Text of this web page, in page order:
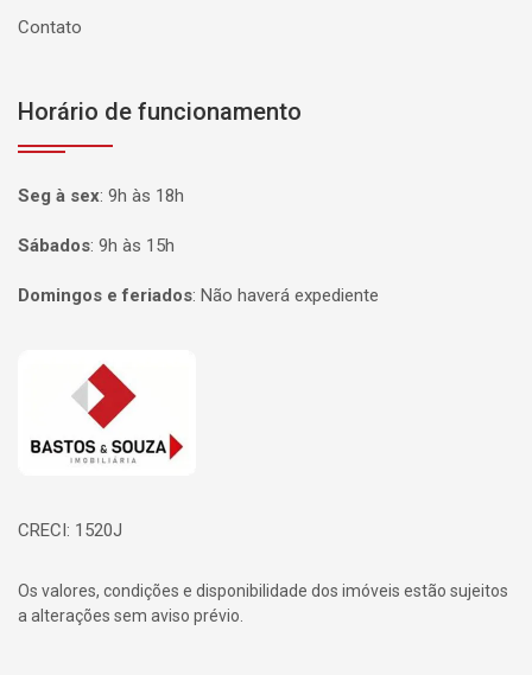
Contato
Horário de funcionamento
Seg à sex: 9h às 18h
Sábados: 9h às 15h
Domingos e feriados: Não haverá expediente
Página inicial
CRECI: 1520J
Os valores, condições e disponibilidade dos imóveis estão sujeitos
a alterações sem aviso prévio.